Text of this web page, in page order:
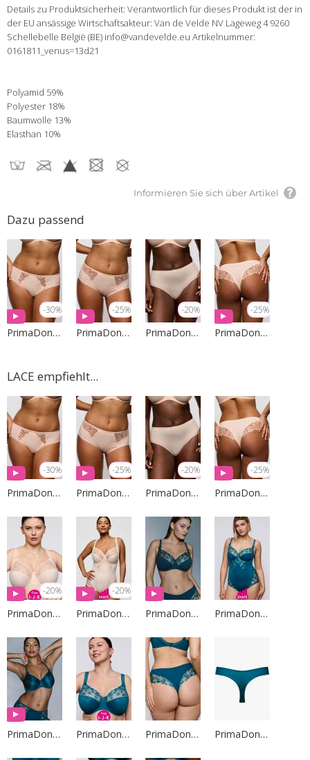
Details zu Produktsicherheit: Verantwortlich für dieses Produkt ist der in
der EU ansässige Wirtschaftsakteur: Van de Velde NV Lageweg 4 9260
Schellebelle België (BE) info@vandevelde.eu Artikelnummer:
0161811_venus=13d21
Polyamid 59%
Polyester 18%
Baumwolle 13%
Elasthan 10%
Informieren Sie sich über Artikel
Dazu passend
-30%
PrimaDonna Lingerie
-25%
PrimaDonna Lingerie
-20%
PrimaDonna Lingerie
-25%
PrimaDonna Lingerie
LACE empfiehlt...
-30%
PrimaDonna Lingerie
-25%
PrimaDonna Lingerie
-20%
PrimaDonna Lingerie
-25%
PrimaDonna Lingerie
-20%
PrimaDonna Lingerie
-20%
PrimaDonna Lingerie PrimaDonna Lingerie PrimaDonna Lingerie
PrimaDonna Lingerie PrimaDonna Lingerie PrimaDonna Lingerie PrimaDonna Lingerie